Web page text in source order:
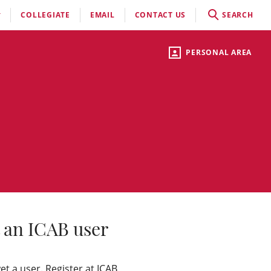
PERSONAL AREA
COLLEGIATE EMAIL CONTACT US SEARCH
ICAB user